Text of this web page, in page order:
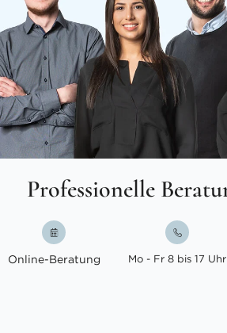
Professionelle
Online-Beratung Mo - Fr 8 bis 17 Uhr